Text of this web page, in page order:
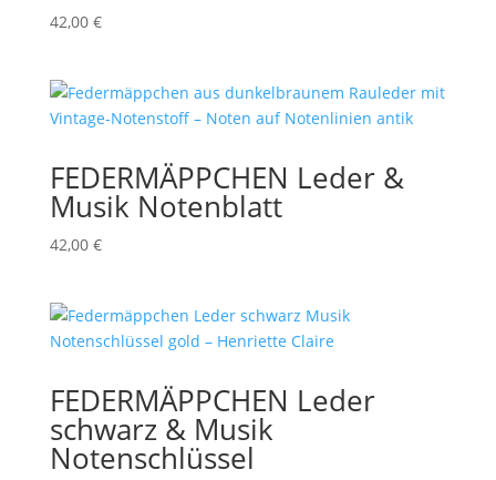
42,00 €
FEDERMÄPPCHEN Leder &
Musik Notenblatt
42,00 €
FEDERMÄPPCHEN Leder
schwarz & Musik
Notenschlüssel